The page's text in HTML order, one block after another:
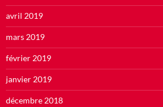
avril 2019
mars 2019
février 2019
janvier 2019
décembre 2018